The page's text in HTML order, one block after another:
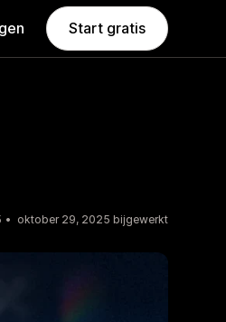
Start gratis
oktober 29, 2025 bijgewerkt